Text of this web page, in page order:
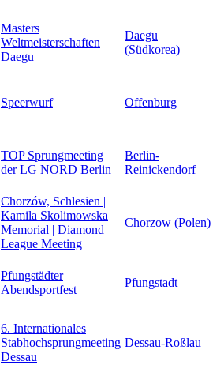
Masters
Weltmeisterschaften
Daegu
Daegu
(Südkorea)
Speerwurf Offenburg
TOP Sprungmeeting
der LG NORD Berlin
Berlin-
Reinickendorf
Chorzów, Schlesien |
Kamila Skolimowska
Memorial | Diamond
League Meeting
Chorzow (Polen)
Pfungstädter
Abendsportfest
Pfungstadt
6. Internationales
Stabhochsprungmeeting
Dessau
Dessau-Roßlau